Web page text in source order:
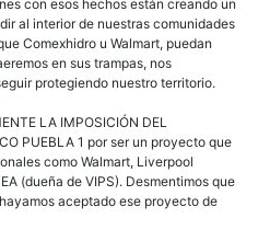
con esos hechos están creando un
al interior de nuestras comunidades
Comexhidro u Walmart, puedan
en sus trampas, nos
protegiendo nuestro territorio.
LA IMPOSICIÓN DEL
PUEBLA 1 por ser un proyecto que
como Walmart, Liverpool
(dueña de VIPS). Desmentimos que
aceptado ese proyecto de